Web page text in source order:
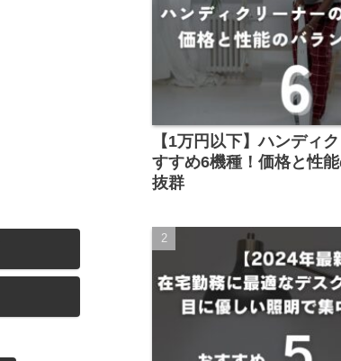
【1万円以下】ハンディ
すすめ6機種！価格と性
抜群